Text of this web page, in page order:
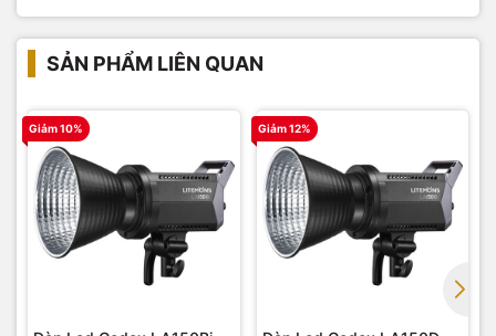
Kết hợp màu sắc phong phú ở chế độ RGBCW
màu 2700K/nhiệt độ màu 6500K) có thể được điều chỉnh
SẢN PHẨM LIÊN QUAN
Giảm 10% Giảm 12%